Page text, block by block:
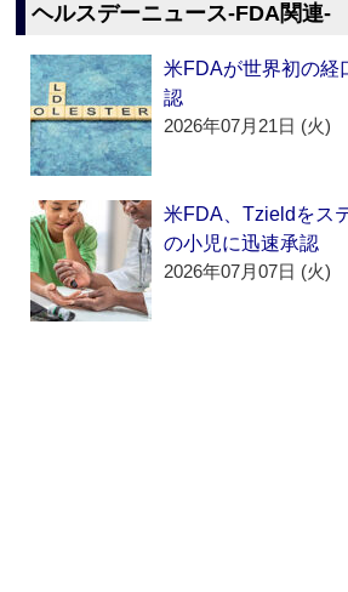
ヘルスデーニュース‐FDA関連‐
米FDAが世界初の経
認
2026年07月21日 (火)
米FDA、Tzieldをス
の小児に迅速承認
2026年07月07日 (火)